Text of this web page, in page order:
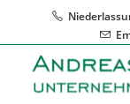
springen